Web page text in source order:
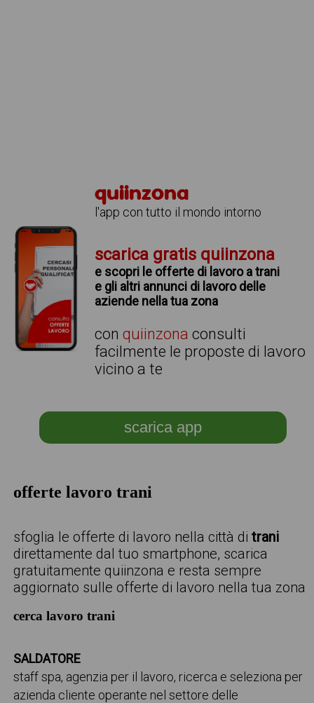
quiinzona
l'app con tutto il mondo intorno
scarica gratis quiinzona
e scopri le offerte di lavoro a trani
e gli altri annunci di lavoro delle
aziende nella tua zona
conquiinzona consulti
facilmente le proposte di lavoro
vicino a te
scarica app
offerte lavoro trani
sfoglia le offerte di lavoro nella città ditrani
direttamente dal tuo smartphone, scarica
gratuitamente quiinzona e resta sempre
aggiornato sulle offerte di lavoro nella tua zona
cerca lavoro trani
SALDATORE
staff spa, agenzia per il lavoro, ricerca e seleziona per
azienda cliente operante nel settore delle